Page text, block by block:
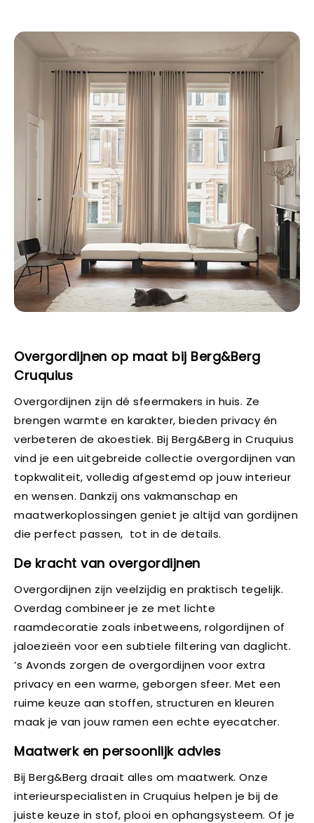
Overgordijnen op maat bij Berg&Berg
Cruquius
Overgordijnen zijn dé sfeermakers in huis. Ze
brengen warmte en karakter, bieden privacy én
verbeteren de akoestiek. Bij Berg&Berg in Cruquius
vind je een uitgebreide collectie overgordijnen van
topkwaliteit, volledig afgestemd op jouw interieur
en wensen. Dankzij ons vakmanschap en
maatwerkoplossingen geniet je altijd van gordijnen
die perfect passen, tot in de details.
De kracht van overgordijnen
Overgordijnen zijn veelzijdig en praktisch tegelijk.
Overdag combineer je ze met lichte
raamdecoratie zoals inbetweens, rolgordijnen of
jaloezieën voor een subtiele filtering van daglicht.
’s Avonds zorgen de overgordijnen voor extra
privacy en een warme, geborgen sfeer. Met een
ruime keuze aan stoffen, structuren en kleuren
maak je van jouw ramen een echte eyecatcher.
Maatwerk en persoonlijk advies
Bij Berg&Berg draait alles om maatwerk. Onze
interieurspecialisten in Cruquius helpen je bij de
juiste keuze in stof, plooi en ophangsysteem. Of je